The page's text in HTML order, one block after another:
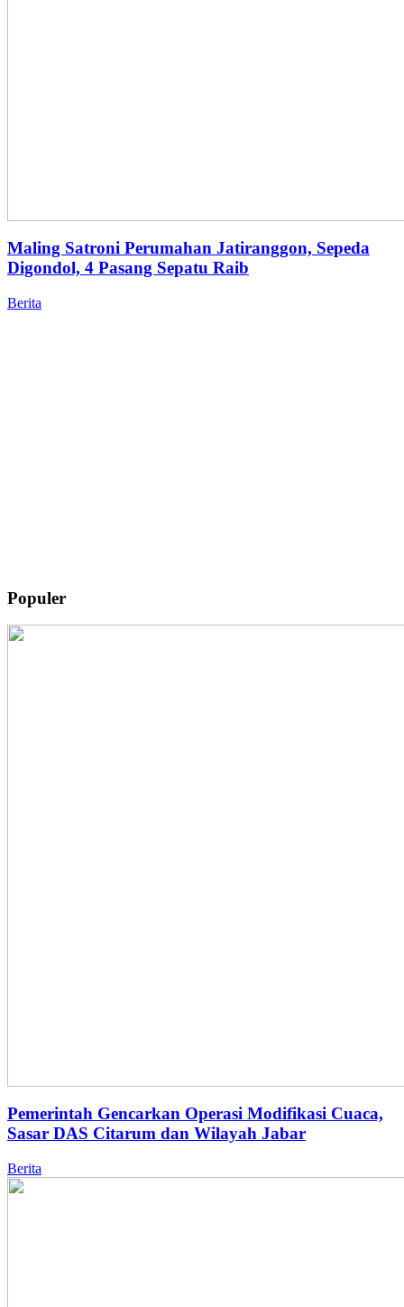
Maling Satroni Perumahan Jatiranggon, Sepeda
Digondol, 4 Pasang Sepatu Raib
Berita
Populer
Pemerintah Gencarkan Operasi Modifikasi Cuaca,
Sasar DAS Citarum dan Wilayah Jabar
Berita